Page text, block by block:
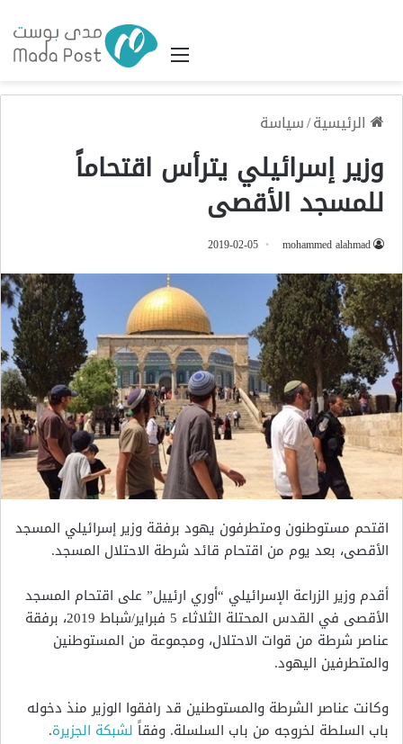
القائمة
الرئيسية/سياسة
وزير إسرائيلي يترأس اقتحاماً
للمسجد الأقصى
mohammed alahmad
2019-02-05
اقتحم مستوطنون ومتطرفون يهود برفقة وزير إسرائيلي المسجد
الأقصى، بعد يوم من اقتحام قائد شرطة الاحتلال المسجد.
أقدم وزير الزراعة الإسرائيلي “أوري ارئييل” على اقتحام المسجد
الأقصى في القدس المحتلة الثلاثاء 5 فبراير/شباط 2019، برفقة
عناصر شرطة من قوات الاحتلال، ومجموعة من المستوطنين
والمتطرفين اليهود.
وكانت عناصر الشرطة والمستوطنين قد رافقوا الوزير منذ دخوله
باب السلطة لخروجه من باب السلسلة. وفقاً لشبكة الجزيرة.